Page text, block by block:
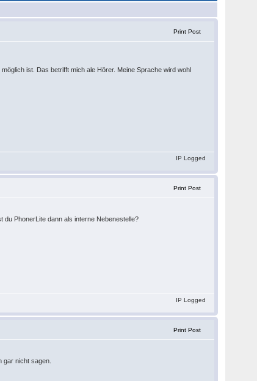
Print Post
ist. Das betrifft mich ale Hörer. Meine Sprache wird wohl
IP Logged
Print Post
du PhonerLite dann als interne Nebenestelle?
IP Logged
Print Post
gar nicht sagen.